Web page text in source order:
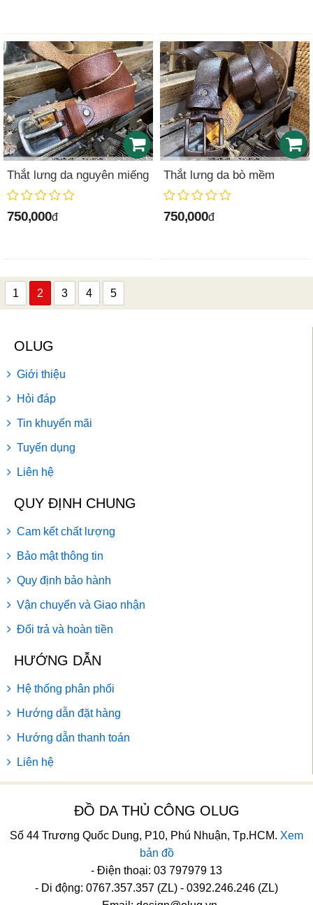
Thắt lưng da nguyên miếng
750,000đ
Thắt lưng da bò mềm
750,000đ
1 2 3 4 5
OLUG
Giới thiệu
Hỏi đáp
Tin khuyến mãi
Tuyển dụng
Liên hệ
QUY ĐỊNH CHUNG
Cam kết chất lượng
Bảo mật thông tin
Quy định bảo hành
Vận chuyển và Giao nhận
Đổi trả và hoàn tiền
HƯỚNG DẪN
Hệ thống phân phối
Hướng dẫn đặt hàng
Hướng dẫn thanh toán
Liên hệ
ĐỒ DA THỦ CÔNG OLUG
Số 44 Trương Quốc Dung, P10, Phú Nhuận, Tp.HCM. Xem
bản đồ
- Điện thoại: 03 797979 13
- Di động: 0767.357.357 (ZL) - 0392.246.246 (ZL)